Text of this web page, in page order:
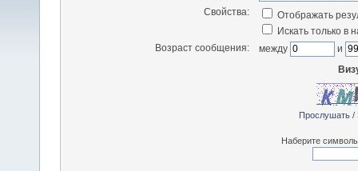
Свойства:
Отображать
Искать только в
Возраст сообщения:
между
и
Прослушать/
Наберите